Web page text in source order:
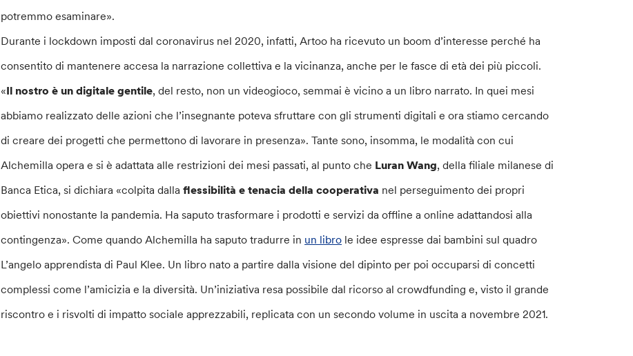
potremmo esaminare».
Durante i lockdown imposti dal coronavirus nel 2020, infatti, Artoo ha ricevuto un boom d’interesse perché ha
consentito di mantenere accesa la narrazione collettiva e la vicinanza, anche per le fasce di età dei più piccoli.
«Il nostro è un digitale gentile, del resto, non un videogioco, semmai è vicino a un libro narrato. In quei mesi
abbiamo realizzato delle azioni che l’insegnante poteva sfruttare con gli strumenti digitali e ora stiamo cercando
di creare dei progetti che permettono di lavorare in presenza». Tante sono, insomma, le modalità con cui
Alchemilla opera e si è adattata alle restrizioni dei mesi passati, al punto che Luran Wang, della filiale milanese di
Banca Etica, si dichiara «colpita dallaflessibilità e tenacia della cooperativa nel perseguimento dei propri
obiettivi nonostante la pandemia. Ha saputo trasformare i prodotti e servizi da offline a online adattandosi alla
contingenza». Come quando Alchemilla ha saputo tradurre in un libro le idee espresse dai bambini sul quadro
L’angelo apprendista di Paul Klee. Un libro nato a partire dalla visione del dipinto per poi occuparsi di concetti
complessi come l’amicizia e la diversità. Un’iniziativa resa possibile dal ricorso al crowdfunding e, visto il grande
riscontro e i risvolti di impatto sociale apprezzabili, replicata con un secondo volume in uscita a novembre 2021.